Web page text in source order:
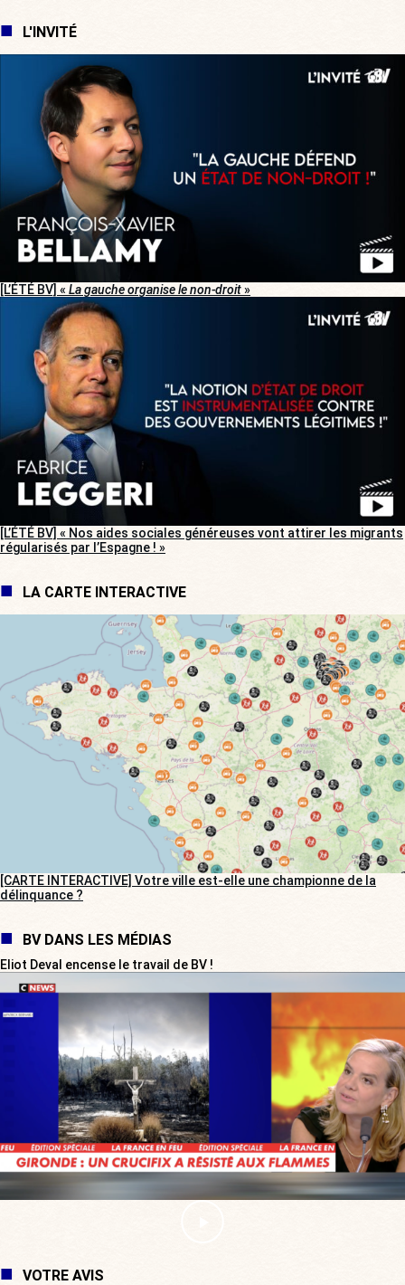
L'INVITÉ
[L’ÉTÉ BV] « La gauche organise le non-droit»
[L’ÉTÉ BV] « Nos aides sociales généreuses vont attirer les migrants
régularisés par l’Espagne ! »
LA CARTE INTERACTIVE
[CARTE INTERACTIVE] Votre ville est-elle une championne de la
délinquance ?
BV DANS LES MÉDIAS
Eliot Deval encense le travail de BV !
VOTRE AVIS